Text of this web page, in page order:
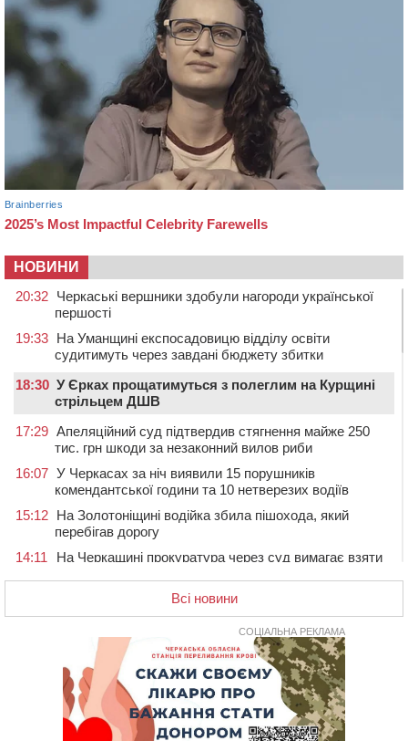
НОВИНИ
20:32 Черкаські вершники здобули нагороди української
першості
19:33 На Уманщині експосадовицю відділу освіти
судитимуть через завдані бюджету збитки
18:30 У Єрках прощатимуться з полеглим на Курщині
стрільцем ДШВ
17:29 Апеляційний суд підтвердив стягнення майже 250
тис. грн шкоди за незаконний вилов риби
16:07 У Черкасах за ніч виявили 15 порушників
комендантської години та 10 нетверезих водіїв
15:12 На Золотоніщині водійка збила пішохода, який
перебігав дорогу
14:11
На Черкащині прокуратура через суд вимагає взяти
У Смілі біля магазину під колесами вантажівки
загинула жінка
У Черкасах пропонують для приватизації
п’ятиповерховий об’єкт у центрі міста
Не вистачає стажу для пенсії: як його докупити та що
потрібно знати
У Черкасах виявили низку недоліків у гуртожитку, де
Всі новини
СОЦІАЛЬНА РЕКЛАМА